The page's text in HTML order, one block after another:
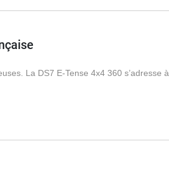
La DS7 E-Tense 4x4 360 s’adresse à